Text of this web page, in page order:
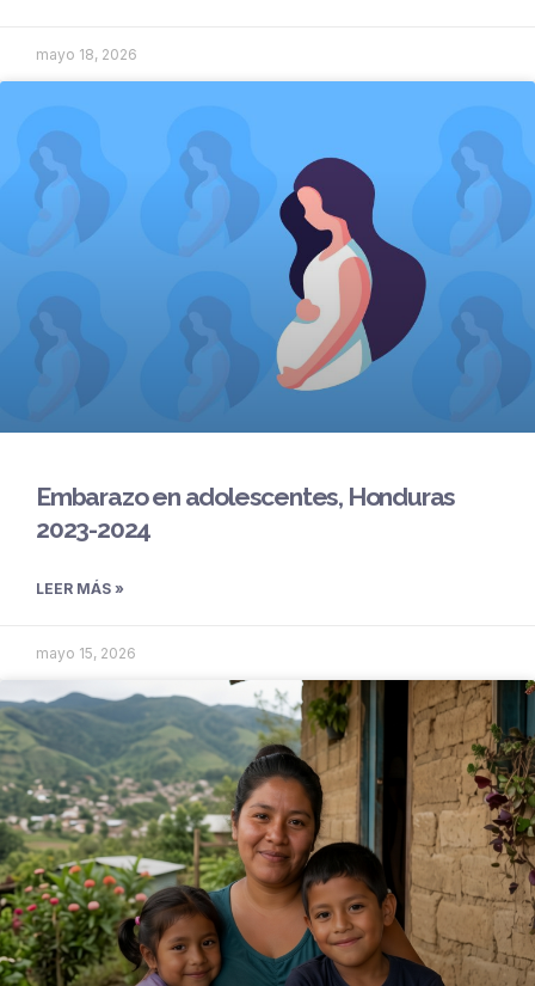
mayo 18, 2026
Embarazo en adolescentes, Honduras
2023-2024
LEER MÁS »
mayo 15, 2026